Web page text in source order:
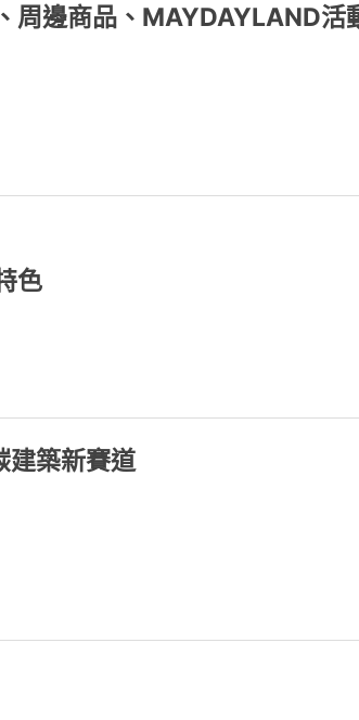
邊商品、MAYDAYLAND活
色
建築新賽道